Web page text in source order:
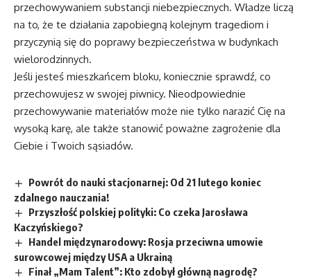
przechowywaniem substancji niebezpiecznych. Władze liczą
na to, że te działania zapobiegną kolejnym tragediom i
przyczynią się do poprawy bezpieczeństwa w budynkach
wielorodzinnych.
Jeśli jesteś mieszkańcem bloku, koniecznie sprawdź, co
przechowujesz w swojej piwnicy. Nieodpowiednie
przechowywanie materiałów może nie tylko narazić Cię na
wysoką karę, ale także stanowić poważne zagrożenie dla
Ciebie i Twoich sąsiadów.
Powrót do nauki stacjonarnej: Od 21 lutego koniec
zdalnego nauczania!
Przyszłość polskiej polityki: Co czeka Jarosława
Kaczyńskiego?
Handel międzynarodowy: Rosja przeciwna umowie
surowcowej między USA a Ukrainą
Finał „Mam Talent”: Kto zdobył główną nagrodę?